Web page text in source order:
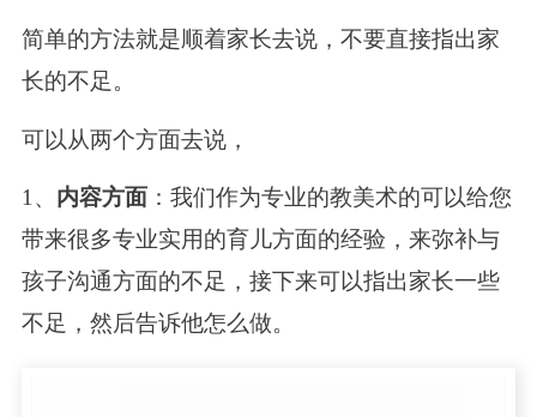
简单的方法就是顺着家长去说，不要直接指出家
长的不足。
可以从两个方面去说，
1、 内容方面：我们作为专业的教美术的可以给您
带来很多专业实用的育儿方面的经验，来弥补与
孩子沟通方面的不足，接下来可以指出家长一些
不足，然后告诉他怎么做。